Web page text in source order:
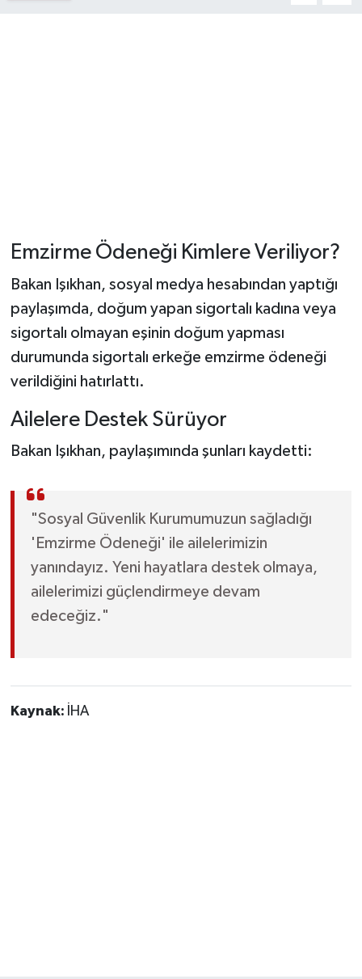
Emzirme Ödeneği Kimlere Veriliyor?
Bakan Işıkhan, sosyal medya hesabından yaptığı
paylaşımda, doğum yapan sigortalı kadına veya
sigortalı olmayan eşinin doğum yapması
durumunda sigortalı erkeğe emzirme ödeneği
verildiğini hatırlattı.
Ailelere Destek Sürüyor
Bakan Işıkhan, paylaşımında şunları kaydetti:
"Sosyal Güvenlik Kurumumuzun sağladığı
'Emzirme Ödeneği' ile ailelerimizin
yanındayız. Yeni hayatlara destek olmaya,
ailelerimizi güçlendirmeye devam
edeceğiz."
Kaynak: İHA